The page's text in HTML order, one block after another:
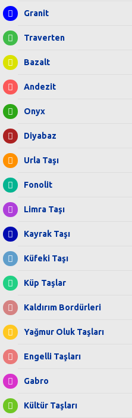
Granit
Traverten
Bazalt
Andezit
Onyx
Diyabaz
Urla Taşı
Fonolit
Limra Taşı
Kayrak Taşı
Küfeki Taşı
Küp Taşlar
Kaldırım Bordürleri
Yağmur Oluk Taşları
Engelli Taşları
Gabro
Kültür Taşları